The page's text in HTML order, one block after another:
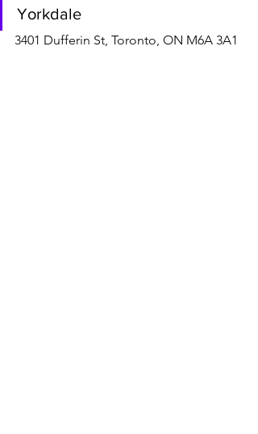
Yorkdale
3401 Dufferin St, Toronto, ON M6A 3A1